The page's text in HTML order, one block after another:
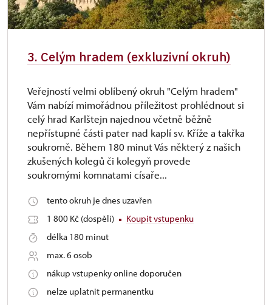
3. Celým hradem (exkluzivní okruh)
Veřejností velmi oblíbený okruh "Celým hradem"
Vám nabízí mimořádnou příležitost prohlédnout si
celý hrad Karlštejn najednou včetně běžně
nepřístupné části pater nad kaplí sv. Kříže a takřka
soukromě. Během 180 minut Vás některý z našich
zkušených kolegů či kolegyň provede
soukromými komnatami císaře...
tento okruh je dnes uzavřen
1 800 Kč (dospělí)
Koupit vstupenku
délka 180 minut
max. 6 osob
nákup vstupenky online doporučen
nelze uplatnit permanentku